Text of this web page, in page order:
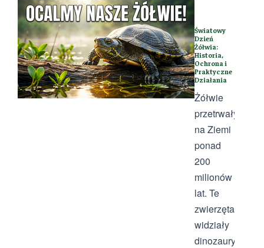
Światowy
Dzień
Żółwia:
Historia,
Ochrona i
Praktyczne
Działania
Żółwie
przetrwały
na Ziemi
ponad
200
milionów
lat. Te
zwierzęta
widziały
dinozaury